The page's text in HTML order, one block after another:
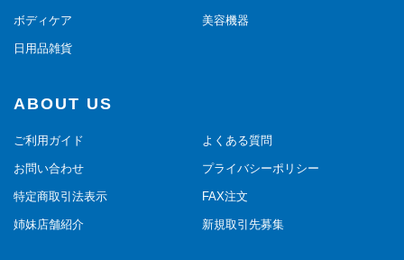
ボディケア 美容機器
日用品雑貨
ABOUT US
ご利用ガイド よくある質問
お問い合わせ プライバシーポリシー
特定商取引法表示 FAX注文
姉妹店舗紹介 新規取引先募集